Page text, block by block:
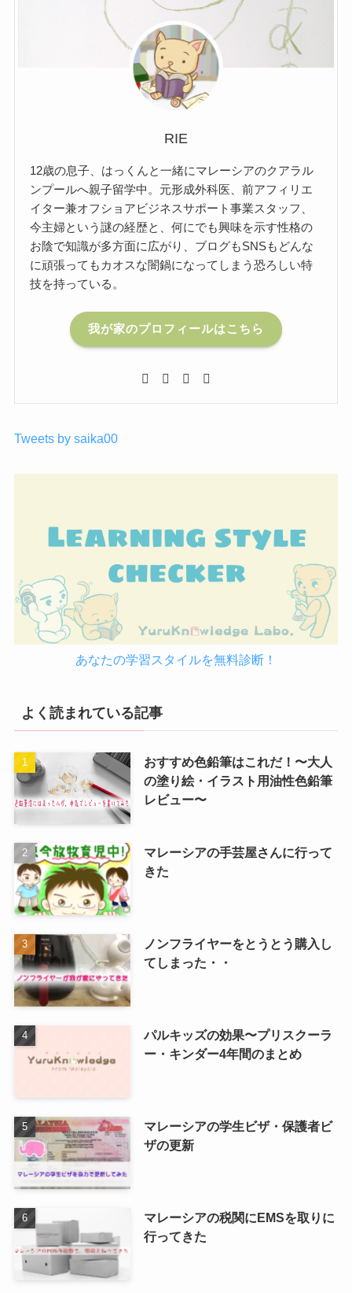
RIE
12歳の息子、はっくんと一緒にマレーシアのクアラル
ンプールへ親子留学中。元形成外科医、前アフィリエ
イター兼オフショアビジネスサポート事業スタッフ、
今主婦という謎の経歴と、何にでも興味を示す性格の
お陰で知識が多方面に広がり、ブログもSNSもどんな
に頑張ってもカオスな闇鍋になってしまう恐ろしい特
技を持っている。
我が家のプロフィールはこちら
Tweets by saika00
あなたの学習スタイルを無料診断！
よく読まれている記事
おすすめ色鉛筆はこれだ！〜大人
の塗り絵・イラスト用油性色鉛筆
レビュー〜
マレーシアの手芸屋さんに行って
きた
ノンフライヤーをとうとう購入し
てしまった・・
パルキッズの効果〜プリスクーラ
ー・キンダー4年間のまとめ
マレーシアの学生ビザ・保護者ビ
ザの更新
マレーシアの税関にEMSを取りに
行ってきた